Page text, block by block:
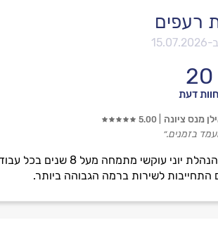
רעפים
15.07.2026
20
חוות דעת
חברת 'עציוני'
התחייבות לשירות ברמה הגבוהה ביותר.
מנס ציונה 5.00
ועמד בזמנים.״